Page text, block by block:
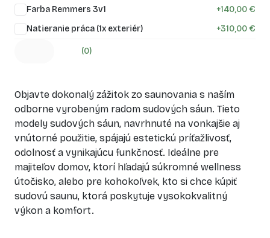
Farba Remmers 3v1
+140,00 €
Natieranie práca (1x exteriér)
+310,00 €
(0)
Objavte dokonalý zážitok zo saunovania s naším
odborne vyrobeným radom sudových sáun. Tieto
modely sudových sáun, navrhnuté na vonkajšie aj
vnútorné použitie, spájajú estetickú príťažlivosť,
odolnosť a vynikajúcu funkčnosť. Ideálne pre
majiteľov domov, ktorí hľadajú súkromné wellness
útočisko, alebo pre kohokoľvek, kto si chce kúpiť
sudovú saunu, ktorá poskytuje vysokokvalitný
výkon a komfort.